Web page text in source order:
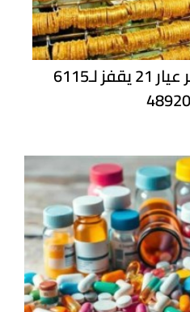
الذهب طالع تاني.. سعر عيار 21 يقفز لـ6115